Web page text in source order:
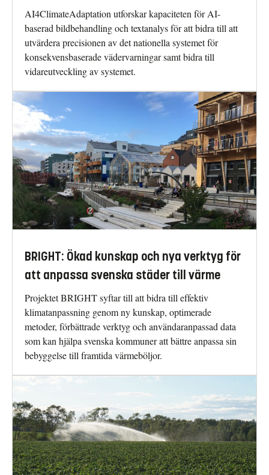
AI4ClimateAdaptation utforskar kapaciteten för AI-
baserad bildbehandling och textanalys för att bidra till att
utvärdera precisionen av det nationella systemet för
konsekvensbaserade vädervarningar samt bidra till
vidareutveckling av systemet.
BRIGHT: Ökad kunskap och nya verktyg för
att anpassa svenska städer till värme
Projektet BRIGHT syftar till att bidra till effektiv
klimatanpassning genom ny kunskap, optimerade
metoder, förbättrade verktyg och användaranpassad data
som kan hjälpa svenska kommuner att bättre anpassa sin
bebyggelse till framtida värmeböljor.